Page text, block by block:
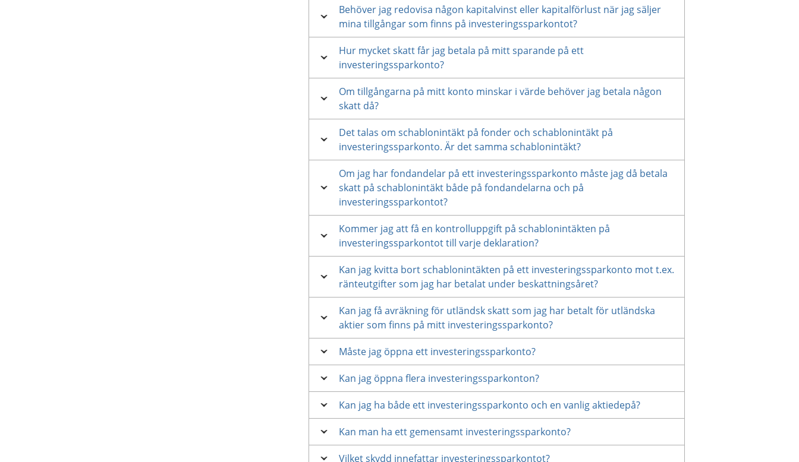
Behöver jag redovisa någon kapitalvinst eller kapitalförlust när jag säljer
mina tillgångar som finns på investeringssparkontot?
Hur mycket skatt får jag betala på mitt sparande på ett
investeringssparkonto?
Om tillgångarna på mitt konto minskar i värde behöver jag betala någon
skatt då?
Det talas om schablonintäkt på fonder och schablonintäkt på
investeringssparkonto. Är det samma schablonintäkt?
Om jag har fondandelar på ett investeringssparkonto måste jag då betala
skatt på schablonintäkt både på fondandelarna och på
investeringssparkontot?
Kommer jag att få en kontrolluppgift på schablonintäkten på
investeringssparkontot till varje deklaration?
Kan jag kvitta bort schablonintäkten på ett investeringssparkonto mot t.ex.
ränteutgifter som jag har betalat under beskattningsåret?
Kan jag få avräkning för utländsk skatt som jag har betalt för utländska
aktier som finns på mitt investeringssparkonto?
Måste jag öppna ett investeringssparkonto?
Kan jag öppna flera investeringssparkonton?
Kan jag ha både ett investeringssparkonto och en vanlig aktiedepå?
Kan man ha ett gemensamt investeringssparkonto?
Vilket skydd innefattar investeringssparkontot?